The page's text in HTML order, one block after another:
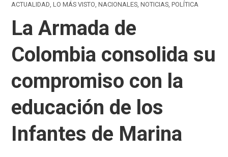
ACTUALIDAD,LO MÁS VISTO,NACIONALES,NOTICIAS,POLÍTICA
La Armada de
Colombia consolida su
compromiso con la
educación de los
Infantes de Marina